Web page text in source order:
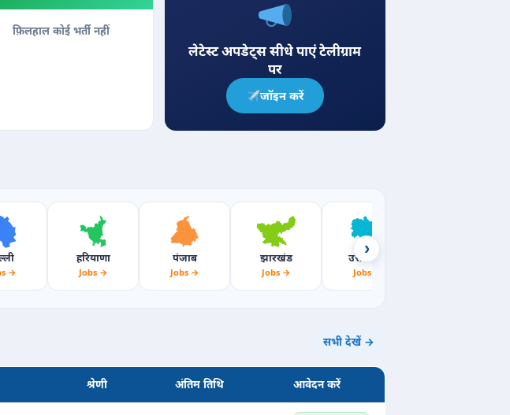
फ़िलहाल कोई भर्ती नहीं
लेटेस्ट अपडेट्स सीधे पाएं टेलीग्राम
पर
जॉइन करें
→
हरियाणा
Jobs →
पंजाब
Jobs →
झारखंड
Jobs →
उत्तराखंड
Jobs →
›
सभी देखें →
श्रेणी अंतिम तिथि आवेदन करें